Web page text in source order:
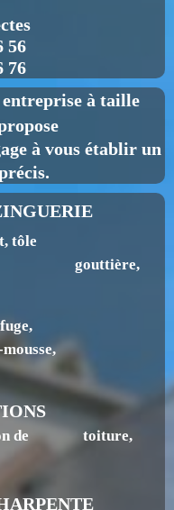
56
76
entreprise à taille
à vous établir un
tôle
tuile, gouttière,
de toiture,